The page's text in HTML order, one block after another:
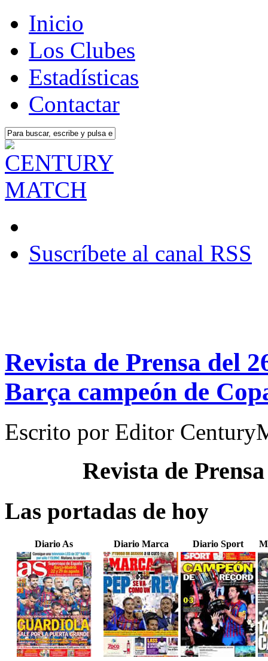
Inicio
Los Clubes
Estadísticas
Contactar
Suscríbete al canal RSS
Revista de Prensa del
Barça campeón de
Escrito por Editor
Revista de
Las portadas de hoy
Diario As Diario Marca Diario Sport